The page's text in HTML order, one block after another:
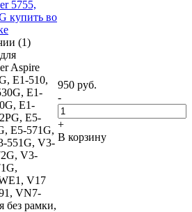
5755,
купить во
(1)
Aspire
E1-510,
E1-
E1-
E5-
E5-571G,
551G, V3-
V3-
V17
VN7-
без рамки,
950 руб.
-
+
В корзину